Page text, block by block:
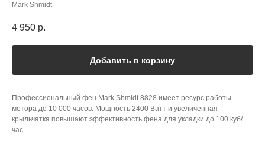
Mark Shmidt
4 950 р.
Добавить в корзину
Профессиональный фен Mark Shmidt 8828 имеет ресурс работы
мотора до 10 000 часов. Мощность 2400 Ватт и увеличенная
крыльчатка повышают эффективность фена для укладки до 100 куб/
час.